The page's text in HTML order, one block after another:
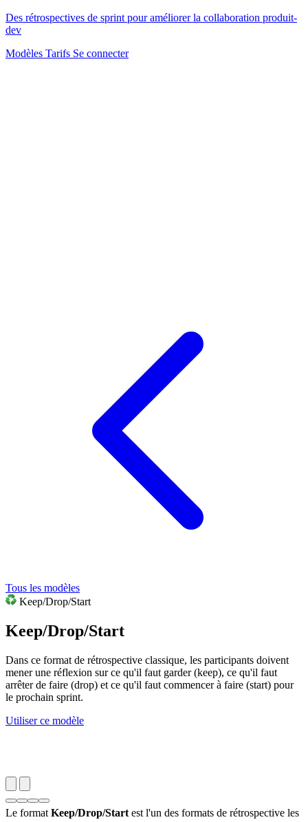
Des rétrospectives de sprint pour améliorer la collaboration produit-
dev
Modèles Tarifs Se connecter
Tous les modèles
Keep/Drop/Start
Keep/Drop/Start
Dans ce format de rétrospective classique, les participants doivent
mener une réflexion sur ce qu'il faut garder (keep), ce qu'il faut
arrêter de faire (drop) et ce qu'il faut commencer à faire (start) pour
le prochain sprint.
Utiliser ce modèle
Le format Keep/Drop/Start est l'un des formats de rétrospective les